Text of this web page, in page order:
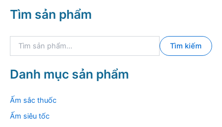
Tìm sản phẩm
k
i
m
Tìm kiếm
Danh mục sản phẩm
Ấm sắc thuốc
Ấm siêu tốc